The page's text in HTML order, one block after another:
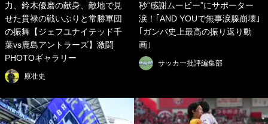
力、鈴木優磨の献身、敵地で見
せた貫禄の戦いぶりと常勝軍団
の振舞【ジェフユナイテッド千
葉vs鹿島アントラーズ】激闘
PHOTOギャラリー
原壮史
秒“感謝ムービー”にサポーター
涙！｢AND YOUで無事涙腺崩壊｣
｢ガンバ史上最高の振り返り動
画｣
サッカー批評編集部